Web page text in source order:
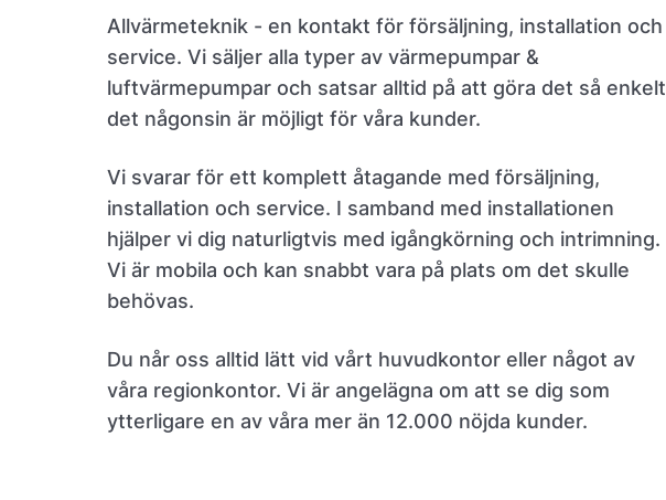
Allvärmeteknik - en kontakt för försäljning, installation och
service. Vi säljer alla typer av värmepumpar &
luftvärmepumpar och satsar alltid på att göra det så enkelt
det någonsin är möjligt för våra kunder.
Vi svarar för ett komplett åtagande med försäljning,
installation och service. I samband med installationen
hjälper vi dig naturligtvis med igångkörning och intrimning.
Vi är mobila och kan snabbt vara på plats om det skulle
behövas.
Du når oss alltid lätt vid vårt huvudkontor eller något av
våra regionkontor. Vi är angelägna om att se dig som
ytterligare en av våra mer än 12.000 nöjda kunder.